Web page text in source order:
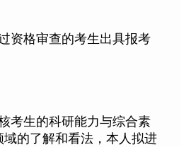
资格审查的考生出具报考
考生的科研能力与综合素
的了解和看法，本人拟进